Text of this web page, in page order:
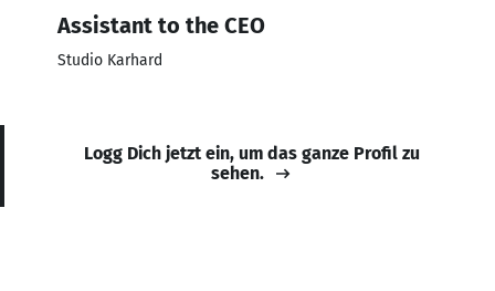
Assistant to the CEO
Studio Karhard
Logg Dich jetzt ein, um das ganze Profil zu
sehen.